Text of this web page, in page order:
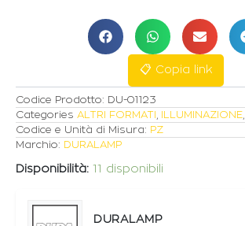
HYPERCOLOR
📋 Copia link
Codice Prodotto: DU-01123
Categories ALTRI FORMATI, ILLUMINAZIONE,
Codice e Unità di Misura: PZ
Marchio: DURALAMP
Disponibilità: 11 disponibili
DURALAMP